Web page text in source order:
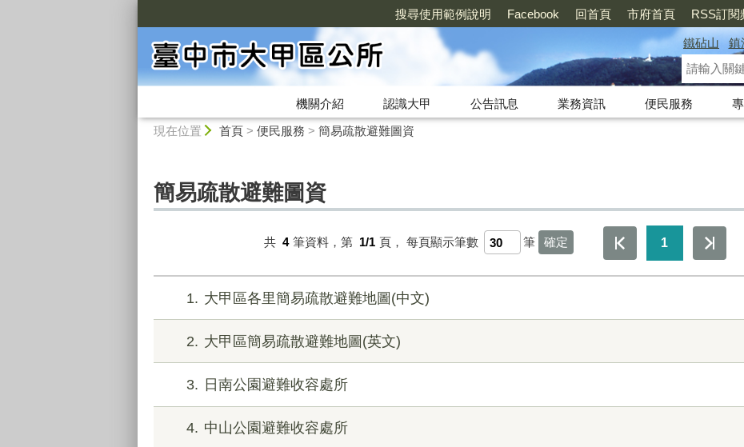
搜尋使用範例說明 Facebook 回首頁 市府首頁 RSS訂閱
鐵砧山
鎮
機關介紹 認識大甲 公告訊息 業務資訊 便民服務
現在位置 首頁> 便民服務 > 簡易疏散避難圖資
簡易疏散避難圖資
共 4 筆資料，第 1/1 頁， 每頁顯示筆數 筆 1
1 大甲區各里簡易疏散避難地圖(中文)
2 大甲區簡易疏散避難地圖(英文)
3 日南公園避難收容處所
4 中山公園避難收容處所